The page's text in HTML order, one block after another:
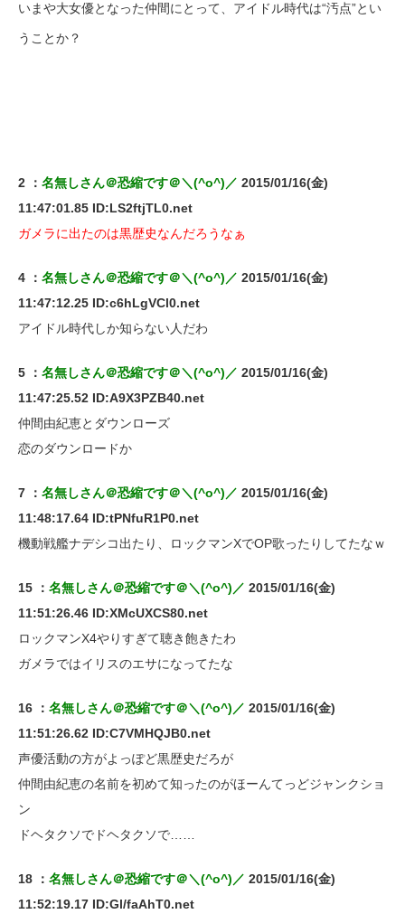
いまや大女優となった仲間にとって、アイドル時代は“汚点”とい
うことか？
2 ： 名無しさん＠恐縮です＠＼(^o^)／ 2015/01/16(金)
11:47:01.85 ID:LS2ftjTL0.net
ガメラに出たのは黒歴史なんだろうなぁ
4 ： 名無しさん＠恐縮です＠＼(^o^)／ 2015/01/16(金)
11:47:12.25 ID:c6hLgVCl0.net
アイドル時代しか知らない人だわ
5 ： 名無しさん＠恐縮です＠＼(^o^)／ 2015/01/16(金)
11:47:25.52 ID:A9X3PZB40.net
仲間由紀恵とダウンローズ
恋のダウンロードか
7 ： 名無しさん＠恐縮です＠＼(^o^)／ 2015/01/16(金)
11:48:17.64 ID:tPNfuR1P0.net
機動戦艦ナデシコ出たり、ロックマンXでOP歌ったりしてたなｗ
15 ： 名無しさん＠恐縮です＠＼(^o^)／ 2015/01/16(金)
11:51:26.46 ID:XMcUXCS80.net
ロックマンX4やりすぎて聴き飽きたわ
ガメラではイリスのエサになってたな
16 ： 名無しさん＠恐縮です＠＼(^o^)／ 2015/01/16(金)
11:51:26.62 ID:C7VMHQJB0.net
声優活動の方がよっぽど黒歴史だろが
仲間由紀恵の名前を初めて知ったのがほーんてっどジャンクショ
ン
ドヘタクソでドヘタクソで……
18 ： 名無しさん＠恐縮です＠＼(^o^)／ 2015/01/16(金)
11:52:19.17 ID:Gl/faAhT0.net